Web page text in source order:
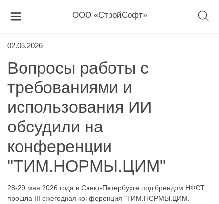
ООО «СтройСофт»
02.06.2026
Вопросы работы с
требованиями и
использования ИИ
обсудили на
конференции
"ТИМ.НОРМЫ.ЦИМ"
28-29 мая 2026 года в Санкт-Петербурге под брендом НФСТ
прошла III ежегодная конференция "ТИМ.НОРМЫ.ЦИМ.